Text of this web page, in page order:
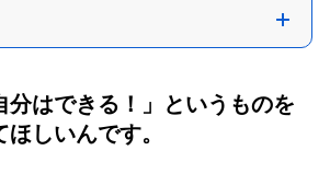
分はできる！」というものを
しいんです。